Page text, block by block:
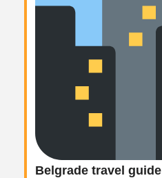
Belgrade travel guide